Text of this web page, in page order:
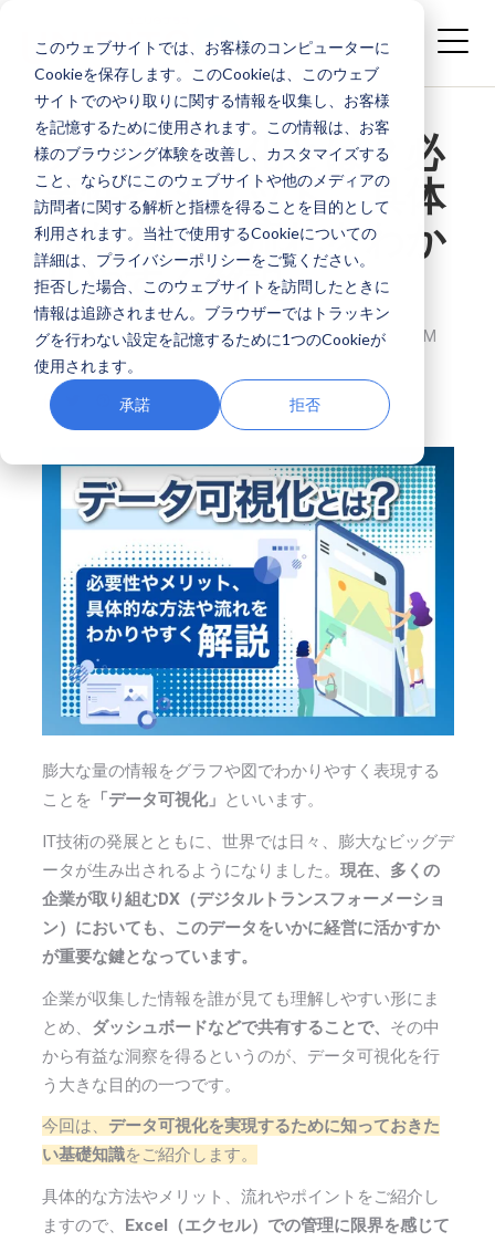
このウェブサイトでは、お客様のコンピューターに
Cookieを保存します。このCookieは、このウェブ
サイトでのやり取りに関する情報を収集し、お客様
を記憶するために使用されます。この情報は、お客
様のブラウジング体験を改善し、カスタマイズする
こと、ならびにこのウェブサイトや他のメディアの
訪問者に関する解析と指標を得ることを目的として
利用されます。当社で使用するCookieについての
詳細は、プライバシーポリシーをご覧ください。
拒否した場合、このウェブサイトを訪問したときに
情報は追跡されません。ブラウザーではトラッキン
グを行わない設定を記憶するために1つのCookieが
使用されます。
承諾 拒否
データ可視化とは？必
要性やメリット、具体
的な方法や流れをわか
りやすく解説
株式会社ユニリタプラス MAY 15, 2026 3:32:35 PM
膨大な量の情報をグラフや図でわかりやすく表現する
ことを 「データ可視化」 といいます。
IT技術の発展とともに、世界では日々、膨大なビッグデ
ータが生み出されるようになりました。 現在、多くの
企業が取り組むDX（デジタルトランスフォーメーショ
ン）においても、このデータをいかに経営に活かすか
が重要な鍵となっています。
企業が収集した情報を誰が見ても理解しやすい形にま
とめ、 ダッシュボードなどで共有することで、 その中
から有益な洞察を得るというのが、データ可視化を行
う大きな目的の一つです。
今回は、 データ可視化を実現するために知っておきた
い基礎知識をご紹介します。
具体的な方法やメリット、流れやポイントをご紹介し
ますので、 Excel（エクセル）での管理に限界を感じて